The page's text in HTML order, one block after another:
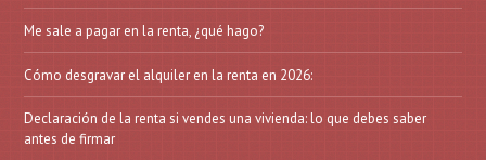
Me sale a pagar en la renta, ¿qué hago?
Cómo desgravar el alquiler en la renta en 2026:
Declaración de la renta si vendes una vivienda: lo que debes saber
antes de firmar